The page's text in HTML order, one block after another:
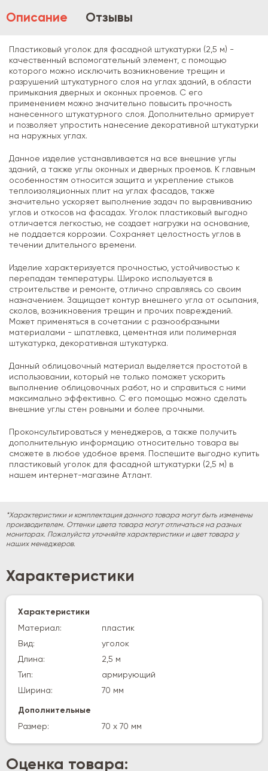
Описание Отзывы
Пластиковый уголок для фасадной штукатурки (2,5 м) -
качественный вспомогательный элемент, с помощью
которого можно исключить возникновение трещин и
разрушений штукатурного слоя на углах зданий, в области
примыкания дверных и оконных проемов. С его
применением можно значительно повысить прочность
нанесенного штукатурного слоя. Дополнительно армирует
и позволяет упростить нанесение декоративной штукатурки
на наружных углах.
Данное изделие устанавливается на все внешние углы
зданий, а также углы оконных и дверных проемов. К главным
особенностям относится защита и укрепление стыков
теплоизоляционных плит на углах фасадов, также
значительно ускоряет выполнение задач по выравниванию
углов и откосов на фасадах. Уголок пластиковый выгодно
отличается легкостью, не создает нагрузки на основание,
не поддается коррозии. Сохраняет целостность углов в
течении длительного времени.
Изделие характеризуется прочностью, устойчивостью к
перепадам температуры. Широко используется в
строительстве и ремонте, отлично справляясь со своим
назначением. Защищает контур внешнего угла от осыпания,
сколов, возникновения трещин и прочих повреждений.
Может применяться в сочетании с разнообразными
материалами - шпатлевка, цементная или полимерная
штукатурка, декоративная штукатурка.
Данный облицовочный материал выделяется простотой в
использовании, который не только поможет ускорить
выполнение облицовочных работ, но и справиться с ними
максимально эффективно. С его помощью можно сделать
внешние углы стен ровными и более прочными.
Проконсультироваться у менеджеров, а также получить
дополнительную информацию относительно товара вы
сможете в любое удобное время. Поспешите выгодно купить
пластиковый уголок для фасадной штукатурки (2,5 м) в
нашем интернет-магазине Атлант.
*Характеристики и комплектация данного товара могут быть изменены
производителем. Оттенки цвета товара могут отличаться на разных
мониторах. Пожалуйста уточняйте характеристики и цвет товара у
наших менеджеров.
Характеристики
Характеристики
Материал:
пластик
Вид:
уголок
Длина:
2,5 м
Тип:
армирующий
Ширина:
70 мм
Дополнительные
Размер:
70 х 70 мм
Оценка товара: